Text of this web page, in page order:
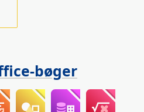
bøger